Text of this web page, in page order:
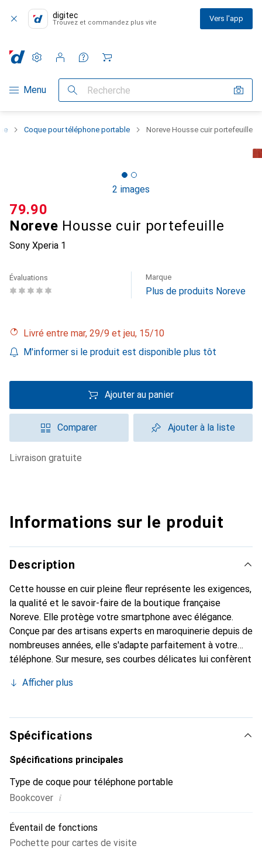
digitec
Trouvez et commandez plus vite Vers l'app
Navigation par catégorie
Menu Recherche
Paramètres
Compte client
Listes de comparaison
Listes d'envies
Panier
Coque pour téléphone portable Noreve Housse cuir portefeuille
2 images
Noreve Housse cuir portefeuille
Sony Xperia 1
CHF
79.90
Évaluations Marque
Plus de produits Noreve
Livré entre mar, 29/9 et jeu, 15/10
M'informer si le produit est disponible plus tôt
Ajouter au panier
Comparer Ajouter à la liste
livraison gratuite
Informations sur le produit
Description
Cette housse en cuir pleine fleur représente les exigences,
la qualité et le savoir-faire de la boutique française
Noreve. Elle protège votre smartphone avec élégance.
Conçue par des artisans experts en maroquinerie depuis de
nombreuses années, elle s'adapte parfaitement à votre
téléphone. Sur mesure, ses courbes délicates lui confèrent
et indispensable pour votre smartphone. Reconnaissable à
marque Noreve est un choix sûr pour une clientèle
exigeante.
Afficher plus
Spécifications
Spécifications principales
Type de coque pour téléphone portable
Bookcover i
Éventail de fonctions
Pochette pour cartes de visite